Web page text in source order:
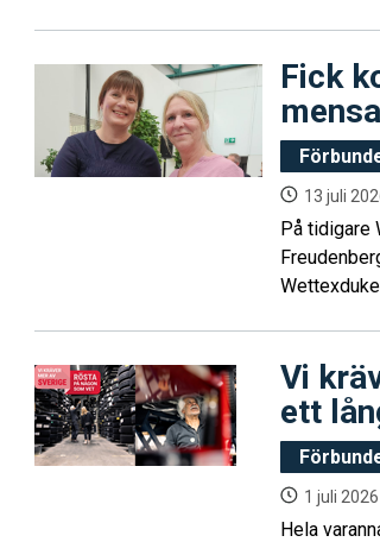
Fick
13 juli
På tidigare
Vi
ett
1 juli 2026
Hela